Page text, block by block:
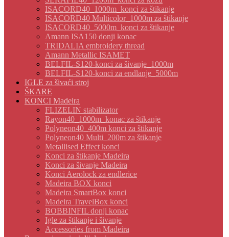
ISACORD40_1000m_konci za štikanje
ISACORD40 Multicolor_1000m za štikanje
ISACORD40_5000m_konci za štikanje
Amann ISA150 donji konac
TRIDALIA embroidery thread
Amann Metallic ISAMET
BELFIL-S120-konci za šivanje_1000m
BELFIL-S120-konci za endlanje_5000m
IGLE za šivaći stroj
ŠKARE
KONCI Madeira
FLIZELIN stabilizator
Rayon40_1000m_konac za štikanje
Polyneon40_400m konci za štikanje
Polyneon40 Multi_200m za štikanje
Metallised Effect konci
Konci za štikanje Madeira
Konci za šivanje Madeira
Konci Aerolock za endlerice
Madeira BOX konci
Madeira SmartBox konci
Madeira TravelBox konci
BOBBINFIL donji konac
Igle za štikanje i šivanje
Accessories from Madeira